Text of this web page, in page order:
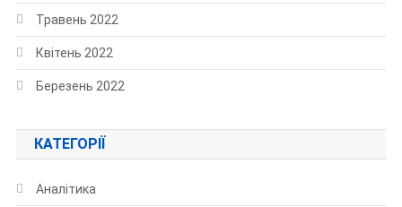
Травень 2022
Квітень 2022
Березень 2022
КАТЕГОРІЇ
Аналітика